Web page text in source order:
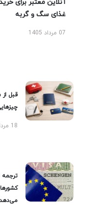
آنلاین معتبر برای
غذای سگ و گربه
07 مرداد 1405
قبل
18 مرداد 1405